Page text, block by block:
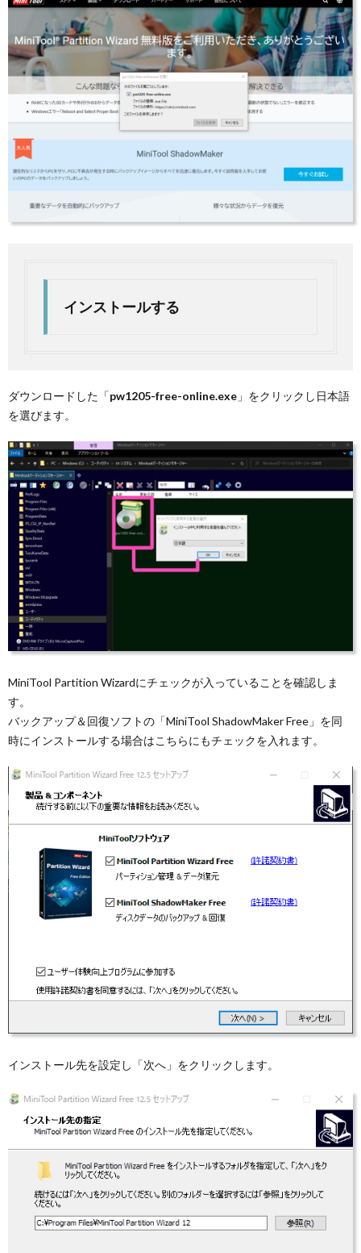
インストールする
ダウンロードした「pw1205-free-online.exe 」をクリックし日本語
を選びます。
MiniTool Partition Wizardにチェックが入っていることを確認しま
す。
バックアップ＆回復ソフトの「MiniTool ShadowMaker Free」を同
時にインストールする場合はこちらにもチェックを入れます。
インストール先を設定し「次へ」をクリックします。